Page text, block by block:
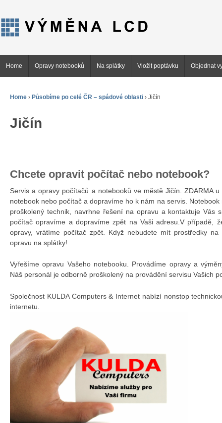
Home Opravy notebooků Na splátky Vložit poptávku Objednat
Home › Působíme po celé ČR – spádové oblasti › Jičín
Jičín
Chcete opravit počítač nebo notebook?
Servis a opravy počítačů a notebooků ve městě Jičín. ZDARMA
notebook nebo počítač a dopravíme ho k nám na servis.
proškolený technik, navrhne řešení na opravu a kontaktuje Vás
počítač opravíme a dopravíme zpět na Vaši adresu.V případě,
opravy, vrátíme počítač zpět. Když nebudete mít prostředky na
opravu na splátky!
Vyřešíme opravu Vašeho notebooku. Provádíme opravy a
Náš personál je odborně proškolený na provádění servisu Vašich
Společnost KULDA Computers & Internet nabízí nonstop
internetu.